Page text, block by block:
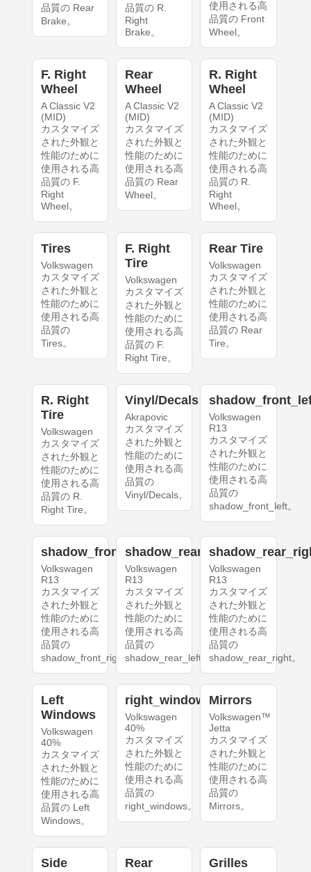
品質の Rear
Brake。
品質の R.
Right
Brake。
使用される高
品質の Front
Wheel。
F. Right
Wheel
A Classic V2
(MID)
カスタマイズ
された外観と
性能のために
使用される高
品質の F.
Right
Wheel。
Rear
Wheel
A Classic V2
(MID)
カスタマイズ
された外観と
性能のために
使用される高
品質の Rear
Wheel。
R. Right
Wheel
A Classic V2
(MID)
カスタマイズ
された外観と
性能のために
使用される高
品質の R.
Right
Wheel。
Tires
Volkswagen
カスタマイズ
された外観と
性能のために
使用される高
品質の
Tires。
F. Right
Tire
Volkswagen
カスタマイズ
された外観と
性能のために
使用される高
品質の F.
Right Tire。
Rear Tire
Volkswagen
カスタマイズ
された外観と
性能のために
使用される高
品質の Rear
Tire。
R. Right
Tire
Volkswagen
カスタマイズ
された外観と
性能のために
使用される高
品質の R.
Right Tire。
Vinyl/Decals
Akrapovic
カスタマイズ
された外観と
性能のために
使用される高
品質の
Vinyl/Decals。
Volkswagen
R13
カスタマイズ
された外観と
性能のために
使用される高
品質の
shadow_front_left。
shadow_front_right
Volkswagen
R13
カスタマイズ
された外観と
性能のために
使用される高
品質の
shadow_front_right。
shadow_rear_left
Volkswagen
R13
カスタマイズ
された外観と
性能のために
使用される高
品質の
shadow_rear_left。
Volkswagen
R13
カスタマイズ
された外観と
性能のために
使用される高
品質の
shadow_rear_right。
Left
Windows
Volkswagen
40%
カスタマイズ
された外観と
性能のために
使用される高
品質の Left
Windows。
right_windows
Volkswagen
40%
カスタマイズ
された外観と
性能のために
使用される高
品質の
right_windows。
Mirrors
Volkswagen™
Jetta
カスタマイズ
された外観と
性能のために
使用される高
品質の
Mirrors。
Side
Rear
Grilles